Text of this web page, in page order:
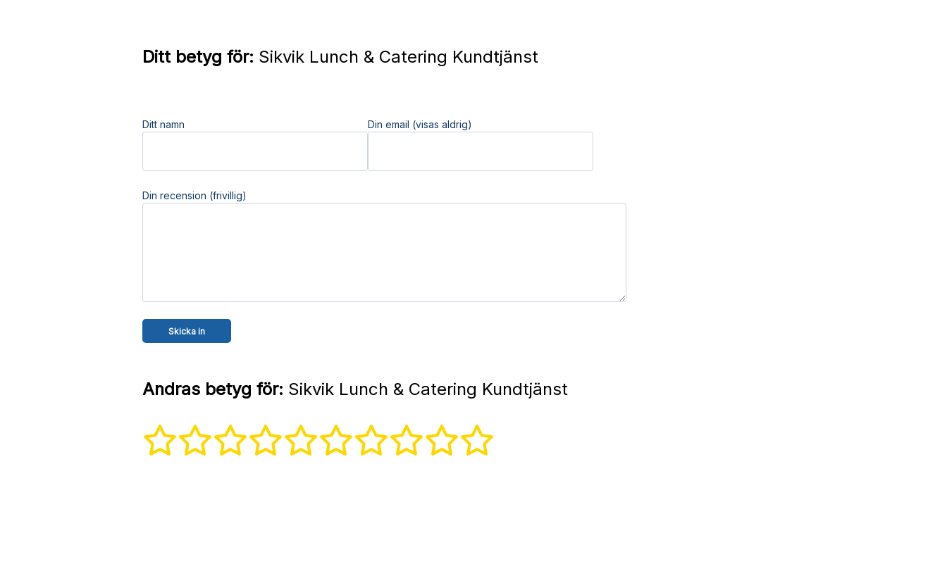
Ditt betyg för: Sikvik Lunch & Catering Kundtjänst
Ditt namn Din email (visas aldrig)
Din recension (frivillig)
Andras betyg för: Sikvik Lunch & Catering Kundtjänst